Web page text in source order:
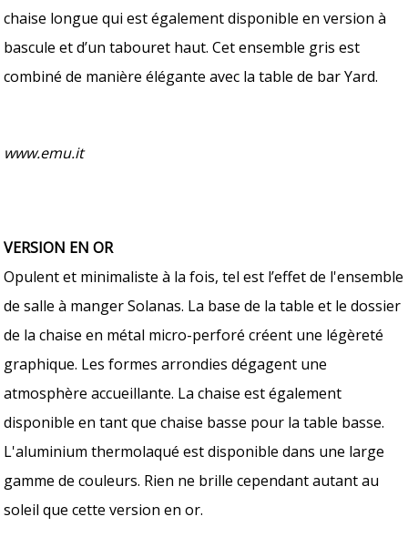
chaise longue qui est également disponible en version à
bascule et d’un tabouret haut. Cet ensemble gris est
combiné de manière élégante avec la table de bar Yard.
www.emu.it
VERSION EN OR
Opulent et minimaliste à la fois, tel est l’effet de l'ensemble
de salle à manger Solanas. La base de la table et le dossier
de la chaise en métal micro-perforé créent une légèreté
graphique. Les formes arrondies dégagent une
atmosphère accueillante. La chaise est également
disponible en tant que chaise basse pour la table basse.
L'aluminium thermolaqué est disponible dans une large
gamme de couleurs. Rien ne brille cependant autant au
soleil que cette version en or.